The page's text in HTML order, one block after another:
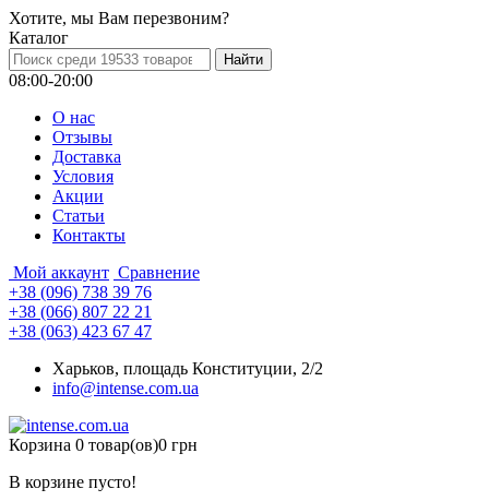
Хотите, мы Вам перезвоним?
Каталог
08:00-20:00
О нас
Отзывы
Доставка
Условия
Aкции
Статьи
Контакты
Мой аккаунт Сравнение
+38 (096) 738 39 76
+38 (066) 807 22 21
+38 (063) 423 67 47
Харьков, площадь Конституции, 2/2
info@intense.com.ua
Корзина 0 товар(ов)0 грн
В корзине пусто!